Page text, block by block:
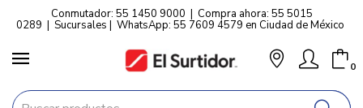
Conmutador: 55 1450 9000 | Compra ahora: 55 5015
0289 | Sucursales | WhatsApp: 55 7609 4579 en Ciudad de México
0